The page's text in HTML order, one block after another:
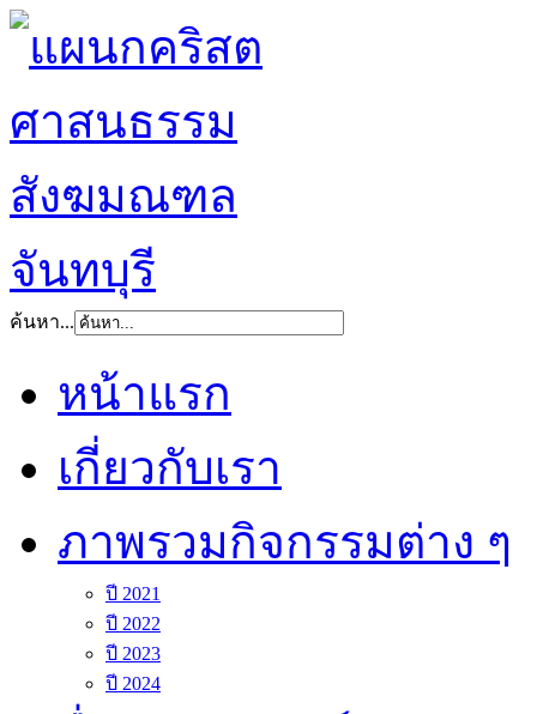
ค้นหา...
หน้าแรก
เกี่ยวกับเรา
ภาพรวมกิจกรรมต่าง ๆ
ปี 2021
ปี 2022
ปี 2023
ปี 2024